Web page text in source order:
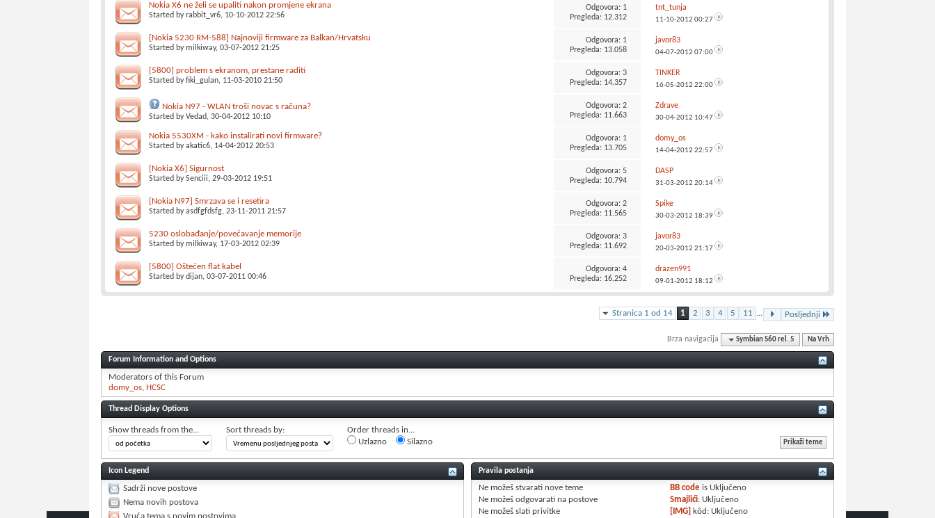
Nokia X6 ne želi se upaliti nakon promjene ekrana
Started byrabbit_vr6, 10-10-2012 22:56
Odgovora: 1
Pregleda: 12.312
tnt_tunja
11-10-2012 00:27
[Nokia 5230 RM-588] Najnoviji firmware za Balkan/Hrvatsku
Started bymilkiway, 03-07-2012 21:25
Odgovora: 1
Pregleda: 13.058
javor83
04-07-2012 07:00
[5800] problem s ekranom, prestane raditi
Started byfiki_gulan, 11-03-2010 21:50
Odgovora: 3
Pregleda: 14.357
TINKER
16-05-2012 22:00
Nokia N97 - WLAN troši novac s računa?
Started byVedad, 30-04-2012 10:10
Odgovora: 2
Pregleda: 11.663
Zdrave
30-04-2012 10:47
Nokia 5530XM - kako instalirati novi firmware?
Started byakatic6, 14-04-2012 20:53
Odgovora: 1
Pregleda: 13.705
domy_os
14-04-2012 22:57
[Nokia X6] Sigurnost
Started bySenciii, 29-03-2012 19:51
Odgovora: 5
Pregleda: 10.794
DASP
31-03-2012 20:14
[Nokia N97] Smrzava se i resetira
Started byasdfgfdsfg, 23-11-2011 21:57
Odgovora: 2
Pregleda: 11.565
Spike
30-03-2012 18:39
5230 oslobađanje/povećavanje memorije
Started bymilkiway, 17-03-2012 02:39
Odgovora: 3
Pregleda: 11.692
javor83
20-03-2012 21:17
[5800] Oštećen flat kabel
Started bydijan, 03-07-2011 00:46
Odgovora: 4
Pregleda: 16.252
drazen991
09-01-2012 18:12
Stranica 1 od 14 1 2 3 4 5 11 ... Posljednji
Brza navigacija Symbian S60 rel. 5 Na Vrh
Forum Information and Options
Moderators of this Forum
domy_os HCSC
Thread Display Options
Show threads from the... Sort threads by:
Order threads in...
Uzlazno
Silazno
Icon Legend
Sadrži nove postove
Nema novih postova
Pravila postanja
Ne možeš stvarati nove teme
Ne možešodgovarati na postove
Ne možeš slati privitke
BB code isUključeno
Smajlići: Uključeno
[IMG] kôd: Uključeno